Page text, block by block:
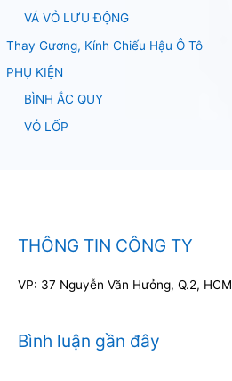
VÁ VỎ LƯU ĐỘNG
Thay Gương, Kính Chiếu Hậu Ô Tô
PHỤ KIỆN
BÌNH ẮC QUY
VỎ LỐP
THÔNG TIN CÔNG TY
VP: 37 Nguyễn Văn Hưởng, Q.2, HCM
Bình luận gần đây